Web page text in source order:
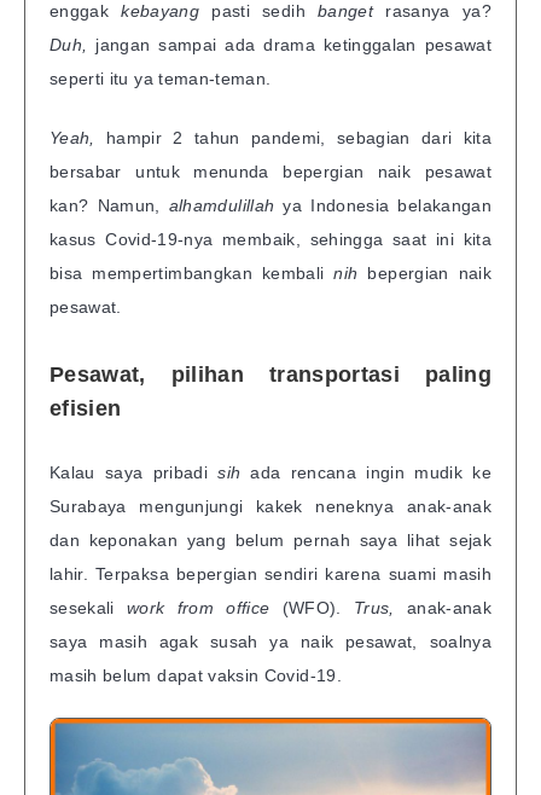
enggakkebayang pasti sedihbanget rasanya ya?
Duh, jangan sampai ada drama ketinggalan pesawat
seperti itu ya teman-teman.
Yeah, hampir 2 tahun pandemi, sebagian dari kita
bersabar untuk menunda bepergian naik pesawat
kan? Namun, alhamdulillahya Indonesia belakangan
kasus Covid-19-nya membaik, sehingga saat ini kita
bisa mempertimbangkan kembalinih bepergian naik
pesawat.
Pesawat, pilihan transportasi paling
efisien
Kalau saya pribadisihada rencana ingin mudik ke
Surabaya mengunjungi kakek neneknya anak-anak
dan keponakan yang belum pernah saya lihat sejak
lahir. Terpaksa bepergian sendiri karena suami masih
sesekaliwork from office (WFO). Trus, anak-anak
saya masih agak susah ya naik pesawat, soalnya
masih belum dapat vaksin Covid-19.